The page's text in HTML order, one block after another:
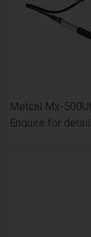
Metcal Mx-
Enquire for